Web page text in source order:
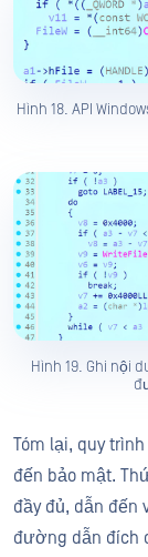
Hình 18. API
Hình 19. Ghi nội
Tóm lại, quy
đến bảo mật.
đầy đủ, dẫn đến
đường dẫn đích